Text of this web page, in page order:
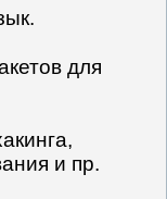
для
и пр.